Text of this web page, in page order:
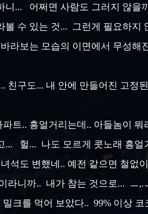
니... 어쩌면 사람도 그러지 않을
볼 수 있는 것... 그런게 필요하지
라보는 모습의 이면에서 무성
친구도... 내 안에 만들어진 고
파트.. 흥얼거리는데.. 아들놈이
... 헐... 나도 모르게 콧노래 흥
석도 변했네.. 예전 같으면 철없
라니까.. 내가 참는 것으로... ㅡ,.
크를 먹어 보았다.. 99% 이상